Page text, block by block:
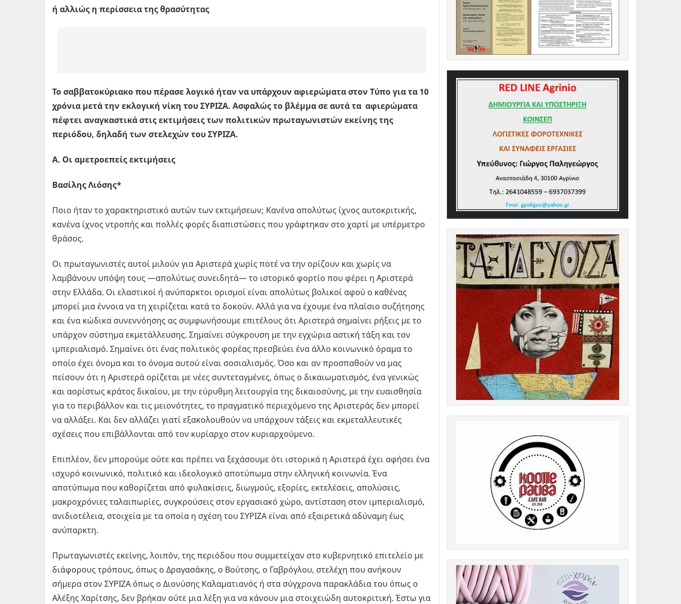
ή αλλιώς η περίσσεια της θρασύτητας
Το σαββατοκύριακο που πέρασε λογικό ήταν να υπάρχουν αφιερώματα στον Τύπο για τα 10
χρόνια μετά την εκλογική νίκη του ΣΥΡΙΖΑ. Ασφαλώς το βλέμμα σε αυτά τα αφιερώματα
πέφτει αναγκαστικά στις εκτιμήσεις των πολιτικών πρωταγωνιστών εκείνης της
περιόδου, δηλαδή των στελεχών του ΣΥΡΙΖΑ.
Α. Οι αμετροεπείς εκτιμήσεις
Βασίλης Λιόσης*
Ποιο ήταν το χαρακτηριστικό αυτών των εκτιμήσεων; Κανένα απολύτως ίχνος αυτοκριτικής,
κανένα ίχνος ντροπής και πολλές φορές διαπιστώσεις που γράφτηκαν στο χαρτί με υπέρμετρο
θράσος.
Οι πρωταγωνιστές αυτοί μιλούν για Αριστερά χωρίς ποτέ να την ορίζουν και χωρίς να
λαμβάνουν υπόψη τους —απολύτως συνειδητά— το ιστορικό φορτίο που φέρει η Αριστερά
στην Ελλάδα. Οι ελαστικοί ή ανύπαρκτοι ορισμοί είναι απολύτως βολικοί αφού ο καθένας
μπορεί μια έννοια να τη χειρίζεται κατά το δοκούν. Αλλά για να έχουμε ένα πλαίσιο συζήτησης
και ένα κώδικα συνεννόησης ας συμφωνήσουμε επιτέλους ότι Αριστερά σημαίνει ρήξεις με το
υπάρχον σύστημα εκμετάλλευσης. Σημαίνει σύγκρουση με την εγχώρια αστική τάξη και τον
ιμπεριαλισμό. Σημαίνει ότι ένας πολιτικός φορέας πρεσβεύει ένα άλλο κοινωνικό όραμα το
οποίο έχει όνομα και το όνομα αυτού είναι σοσιαλισμός. Όσο και αν προσπαθούν να μας
πείσουν ότι η Αριστερά ορίζεται με νέες συντεταγμένες, όπως ο δικαιωματισμός, ένα γενικώς
και αορίστως κράτος δικαίου, με την εύρυθμη λειτουργία της δικαιοσύνης, με την ευαισθησία
για το περιβάλλον και τις μειονότητες, το πραγματικό περιεχόμενο της Αριστεράς δεν μπορεί
να αλλάξει. Και δεν αλλάζει γιατί εξακολουθούν να υπάρχουν τάξεις και εκμεταλλευτικές
σχέσεις που επιβάλλονται από τον κυρίαρχο στον κυριαρχούμενο.
Επιπλέον, δεν μπορούμε ούτε και πρέπει να ξεχάσουμε ότι ιστορικά η Αριστερά έχει αφήσει ένα
ισχυρό κοινωνικό, πολιτικό και ιδεολογικό αποτύπωμα στην ελληνική κοινωνία. Ένα
αποτύπωμα που καθορίζεται από φυλακίσεις, διωγμούς, εξορίες, εκτελέσεις, απολύσεις,
μακροχρόνιες ταλαιπωρίες, συγκρούσεις στον εργασιακό χώρο, αντίσταση στον ιμπεριαλισμό,
ανιδιοτέλεια, στοιχεία με τα οποία η σχέση του ΣΥΡΙΖΑ είναι από εξαιρετικά αδύναμη έως
ανύπαρκτη.
Πρωταγωνιστές εκείνης, λοιπόν, της περιόδου που συμμετείχαν στο κυβερνητικό επιτελείο με
διάφορους τρόπους, όπως ο Δραγασάκης, ο Βούτσης, ο Γαβρόγλου, στελέχη που ανήκουν
σήμερα στον ΣΥΡΙΖΑ όπως ο Διονύσης Καλαματιανός ή στα σύγχρονα παρακλάδια του όπως ο
Αλέξης Χαρίτσης, δεν βρήκαν ούτε μια λέξη για να κάνουν μια στοιχειώδη αυτοκριτική. Έστω για